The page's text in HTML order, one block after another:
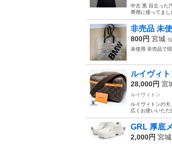
中古 黒 目立っ
帯用に使ってまし
非売品 未
800円 宮城
未使用 非売品で
ルイヴィ
28,000円 宮
ルイヴィトン
ルイヴィトンの
広くお使いいた
GRL 厚底
2,000円 宮城